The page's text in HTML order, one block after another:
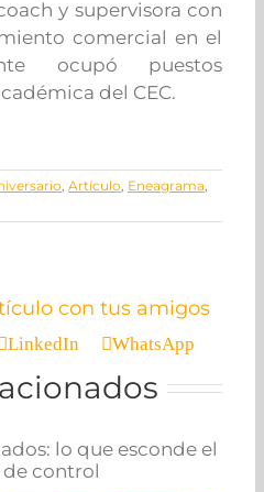
y supervisora con
comercial en el
ocupó puestos
del CEC.
, Artículo, Eneagrama,
con tus amigos
LinkedIn WhatsApp